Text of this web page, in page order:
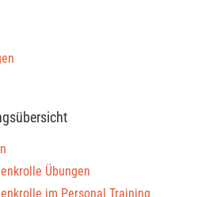
Übungen
im Personal Training